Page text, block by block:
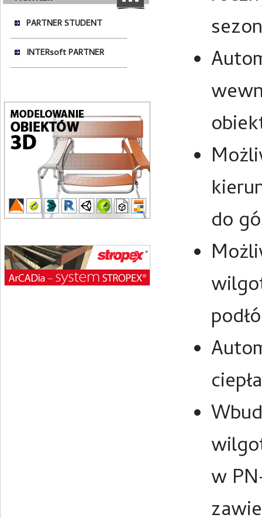
PARTNER STUDENT
INTERsoft PARTNER
do
w